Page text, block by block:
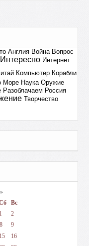
Англия Война Вопрос
Интересно Интернет
Компьютер Корабли
Море Наука Оружие
Разоблачаем Россия
Творчество
Вс
1
2
8
9
15
16